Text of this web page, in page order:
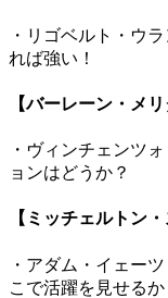
・リゴベルト・ウ
れば強い！
【バーレーン・メリ
・ヴィンチェンツ
ョンはどうか？
【ミッチェルトン・
・アダム・イェー
こで活躍を見せるか